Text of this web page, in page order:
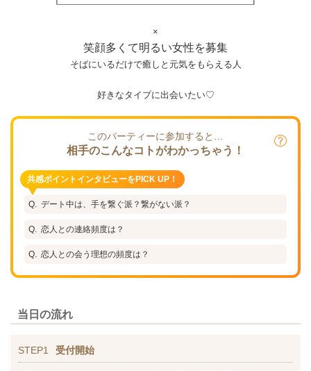
×
笑顔多くて明るい女性を募集
そばにいるだけで癒しと元気をもらえる人
好きなタイプに出会いたい♡
このパーティーに参加すると…
相手のこんなコトがわかっちゃう！
共感ポイントインタビューをPICK UP！
デート中は、手を繋ぐ派？繋がない派？
恋人との連絡頻度は？
恋人との会う理想の頻度は？
当日の流れ
STEP1 受付開始